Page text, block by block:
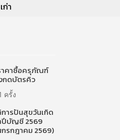
ก่า
คาซื้อครุภัณฑ์
กดบัตรคิว
ครั้ง
ารปันสุขวันเกิด
ปีบัญชี 2569
กรกฎาคม 2569)